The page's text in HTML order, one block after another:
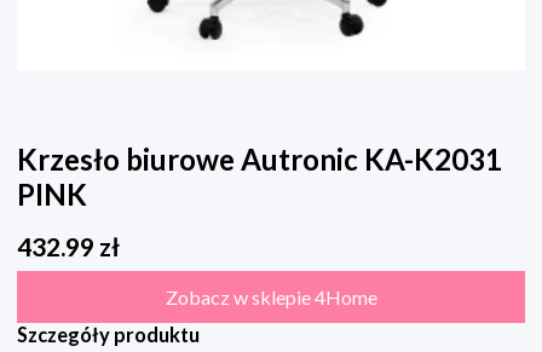
Krzesło biurowe Autronic KA-K2031
PINK
432.99 zł
Zobacz w sklepie 4Home
Szczegóły produktu